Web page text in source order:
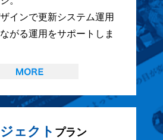
インで更新システム運用
がる運用をサポートしま
ェクト プラン